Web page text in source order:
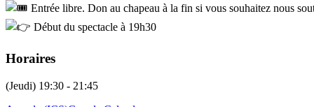
Entrée libre. Don au chapeau à la fin si vous souhaitez nous
Début du spectacle à 19h30
Horaires
(Jeudi) 19:30 - 21:45